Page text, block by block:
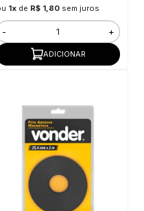
1xde R$ 1,80 sem juros
- +
ADICIONAR